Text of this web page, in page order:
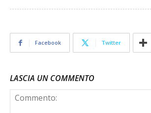
Facebook Twitter
LASCIA UN COMMENTO